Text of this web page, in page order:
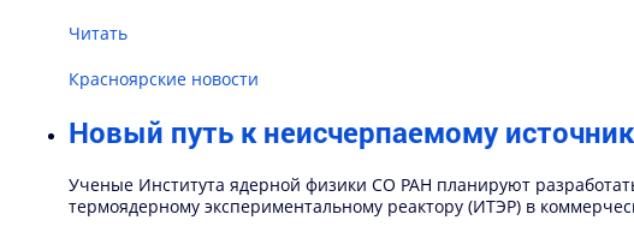
Читать
Красноярские новости
Новый путь к неисчерпаемому
Ученые Института ядерной физики СО РАН планируют
термоядерному экспериментальному реактору (ИТЭР) в